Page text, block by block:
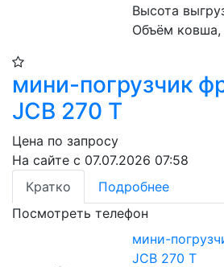
Высота
Объём ковша,
мини-погрузчик
JCB 270 T
Цена по запросу
На сайте с 07.07.2026 07:58
Кратко
Подробнее
Посмотреть телефон
мини-
JCB 270 T